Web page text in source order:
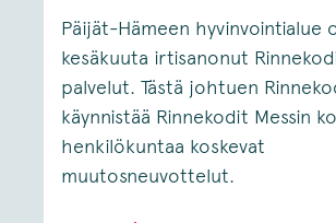
Päijät-Hämeen hyvinvointialue
kesäkuuta irtisanonut
palvelut. Tästä johtuen
käynnistää Rinnekodit Messin
henkilökuntaa koskevat
muutosneuvottelut.